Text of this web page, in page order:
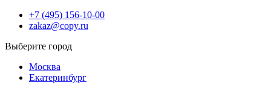
+7 (495) 156-10-00
zakaz@copy.ru
Москва
Екатеринбург